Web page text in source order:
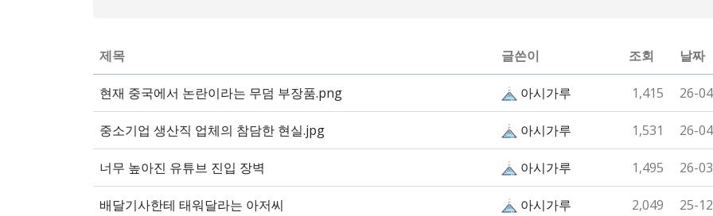
제목 글쓴이 조회 날짜
현재 중국에서 논란이라는 무덤 부장품.png 아시가루 1,415 26-
중소기업 생산직 업체의 참담한 현실.jpg 아시가루 1,531 26-
너무 높아진 유튜브 진입 장벽 아시가루 1,495 26-
배달기사한테 태워달라는 아저씨 아시가루 2,049 25-